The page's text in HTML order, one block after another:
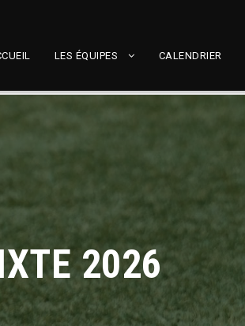
LES ÉQUIPES CALENDRIER
2026